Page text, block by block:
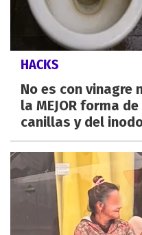
HACKS
No es con vinagre
la MEJOR forma
canillas y del